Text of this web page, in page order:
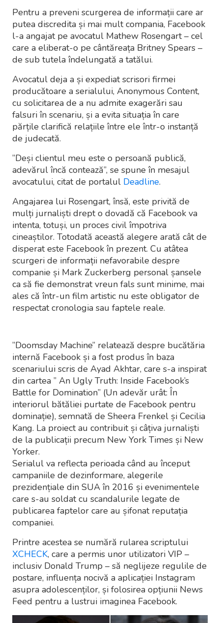
Pentru a preveni scurgerea de informații care ar
putea discredita și mai mult compania, Facebook
l-a angajat pe avocatul Mathew Rosengart – cel
care a eliberat-o pe cântăreața Britney Spears –
de sub tutela îndelungată a tatălui.
Avocatul deja a și expediat scrisori firmei
producătoare a serialului, Anonymous Content,
cu solicitarea de a nu admite exagerări sau
falsuri în scenariu, și a evita situația în care
părțile clarifică relațiile între ele într-o instanță
de judecată.
”Deși clientul meu este o persoană publică,
adevărul încă contează”, se spune în mesajul
avocatului, citat de portalul Deadline.
Angajarea lui Rosengart, însă, este privită de
mulți jurnaliști drept o dovadă că Facebook va
intenta, totuși, un proces civil împotriva
cineaștilor. Totodată această alegere arată cât de
disperat este Facebook în prezent. Cu atâtea
scurgeri de informații nefavorabile despre
companie și Mark Zuckerberg personal șansele
ca să fie demonstrat vreun fals sunt minime, mai
ales că într-un film artistic nu este obligator de
respectat cronologia sau faptele reale.
”Doomsday Machine” relatează despre bucătăria
internă Facebook și a fost produs în baza
scenariului scris de Ayad Akhtar, care s-a inspirat
din cartea ” An Ugly Truth: Inside Facebook’s
Battle for Domination” (Un adevăr urât: În
interiorul bătăliei purtate de Facebook pentru
dominație), semnată de Sheera Frenkel și Cecilia
Kang. La proiect au contribuit și câțiva jurnaliști
de la publicații precum New York Times și New
Yorker.
Serialul va reflecta perioada când au început
campaniile de dezinformare, alegerile
prezidențiale din SUA în 2016 și evenimentele
care s-au soldat cu scandalurile legate de
publicarea faptelor care au șifonat reputația
companiei.
Printre acestea se numără rularea scriptului
XCHECK, care a permis unor utilizatori VIP –
inclusiv Donald Trump – să neglijeze regulile de
postare, influența nocivă a aplicației Instagram
asupra adolescenților, și folosirea opțiunii News
Feed pentru a lustrui imaginea Facebook.